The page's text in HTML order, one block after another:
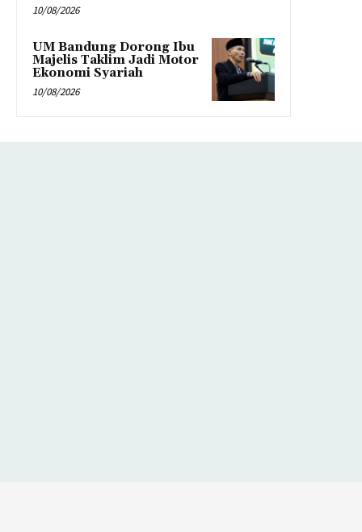
10/08/2026
UM Bandung Dorong Ibu
Majelis Taklim Jadi Motor
Ekonomi Syariah
10/08/2026